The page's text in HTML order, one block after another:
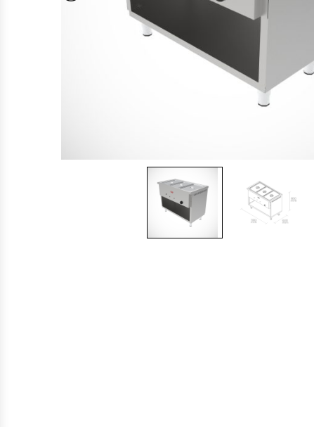
Campanas Industriales